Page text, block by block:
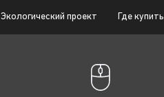
Экологический проект Где купить